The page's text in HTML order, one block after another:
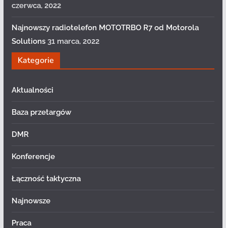
czerwca, 2022
Najnowszy radiotelefon MOTOTRBO R7 od Motorola
Solutions 31 marca, 2022
Kategorie
Aktualności
Baza przetargów
DMR
Konferencje
Łączność taktyczna
Najnowsze
Praca